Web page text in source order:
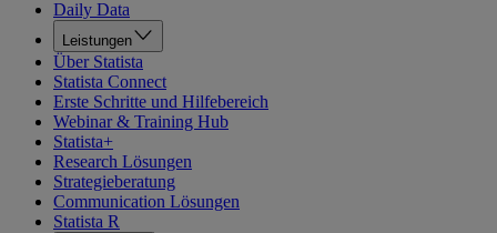
Daily Data
Leistungen
Über Statista
Statista Connect
Erste Schritte und Hilfebereich
Webinar & Training Hub
Statista+
Research Lösungen
Strategieberatung
Communication Lösungen
Statista R